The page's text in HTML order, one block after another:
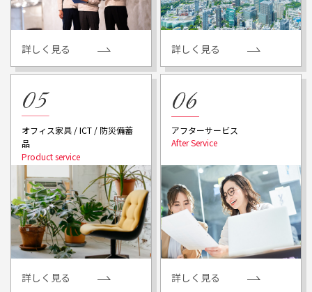
詳しく見る 詳しく見る
オフィス家具 / ICT / 防災備蓄
品
詳しく見る
アフターサービス
詳しく見る